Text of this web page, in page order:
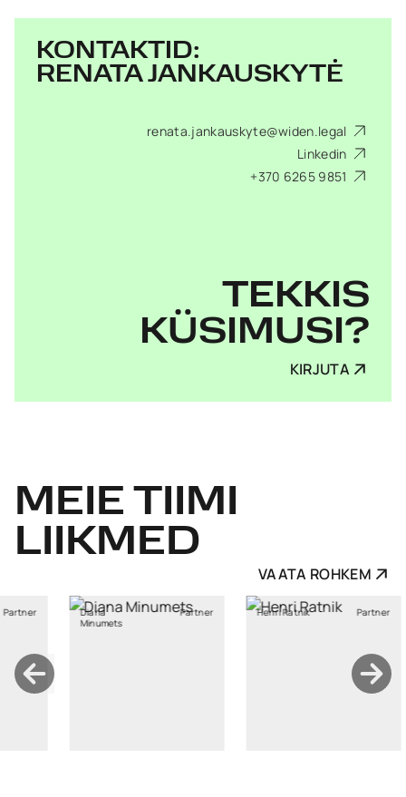
KONTAKTID:
RENATA JANKAUSKYTĖ
renata.jankauskyte@widen.legal
Linkedin
+370 6265 9851
TEKKIS
KÜSIMUSI?
KIRJUTA
MEIE TIIMI
LIIKMED
VAATA ROHKEM
Partner Henri Ratnik Partner Kristi Sild